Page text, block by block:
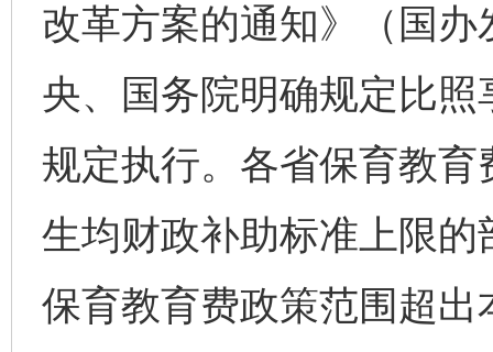
改革方案的通知》（国
央、国务院明确规定比
规定执行。各省保育教
生均财政补助标准上限
保育教育费政策范围超